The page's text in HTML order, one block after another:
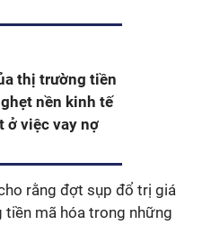
thị trường tiền
nền kinh tế
ở việc vay nợ
rằng đợt sụp đổ trị giá
mã hóa trong những